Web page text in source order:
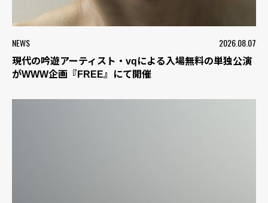
NEWS 2026.08.07
現代の吟遊アーティスト・vqによる入場無料の単独公演
がWWW企画『FREE』にて開催